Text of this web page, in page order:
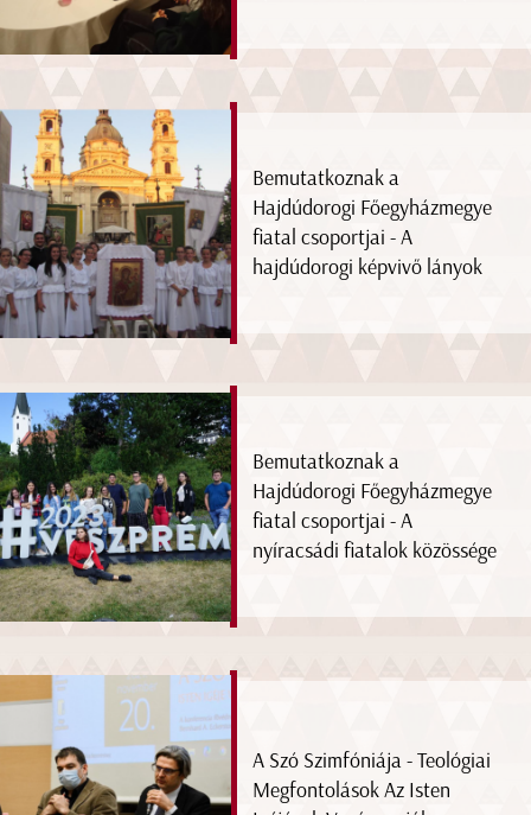
Bemutatkoznak a
Hajdúdorogi Főegyházmegye
fiatal csoportjai - A
hajdúdorogi képvivő lányok
Bemutatkoznak a
Hajdúdorogi Főegyházmegye
fiatal csoportjai - A
nyíracsádi fiatalok közössége
A Szó Szimfóniája - Teológiai
Megfontolások Az Isten